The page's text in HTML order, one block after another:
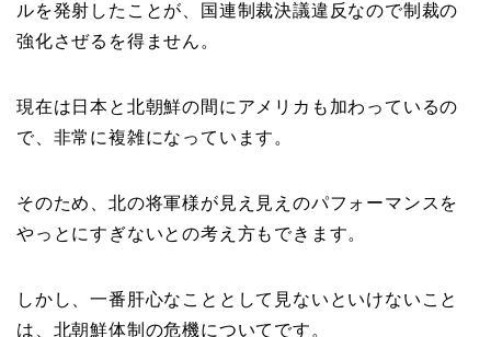
ルを発射したことが、国連制裁決議違反なので制裁の
強化さぜるを得ません。
現在は日本と北朝鮮の間にアメリカも加わっているの
で、非常に複雑になっています。
そのため、北の将軍様が見え見えのパフォーマンスを
やっとにすぎないとの考え方もできます。
しかし、一番肝心なこととして見ないといけないこと
は、北朝鮮体制の危機についてです。